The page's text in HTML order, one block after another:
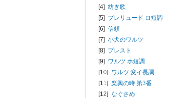
[4] 紡ぎ歌
[5] プレリュード ロ短調
[6] 信頼
[7] 小犬のワルツ
[8] プレスト
[9] ワルツ ホ短調
[10] ワルツ 変イ長調
[11] 楽興の時 第3番
[12] なぐさめ